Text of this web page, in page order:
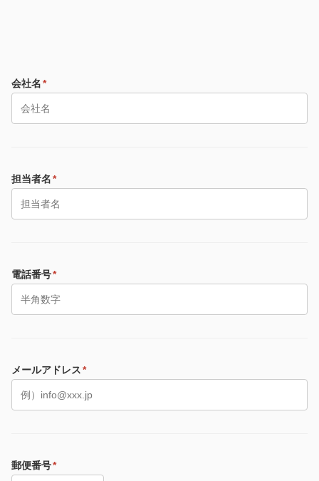
会社名*
担当者名*
電話番号*
メールアドレス*
郵便番号*